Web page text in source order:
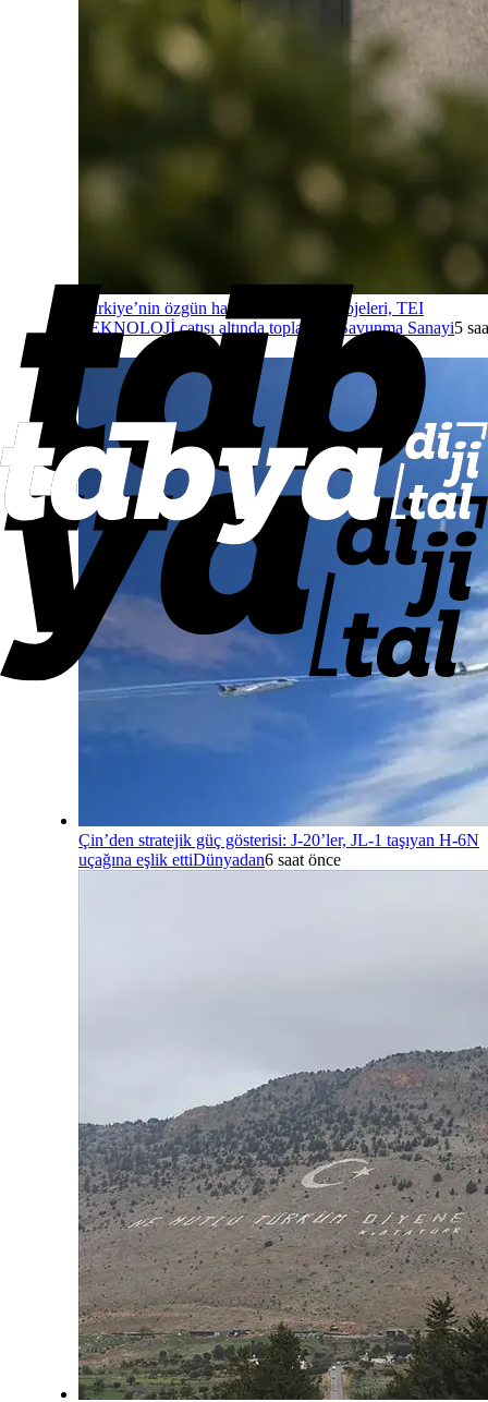
Türkiye’nin özgün havacılık motoru projeleri, TEI
TEKNOLOJİ çatısı altında toplanıyor
Savunma Sanayi5
Çin’den stratejik güç gösterisi: J-20’ler, JL-1 taşıyan H-6N
uçağına eşlik ettiDünyadan6 saat önce